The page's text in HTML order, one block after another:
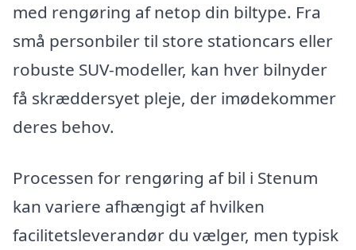
med rengøring af netop din biltype. Fra
små personbiler til store stationcars eller
robuste SUV-modeller, kan hver bilnyder
få skræddersyet pleje, der imødekommer
deres behov.
Processen for rengøring af bil i Stenum
kan variere afhængigt af hvilken
facilitetsleverandør du vælger, men typisk